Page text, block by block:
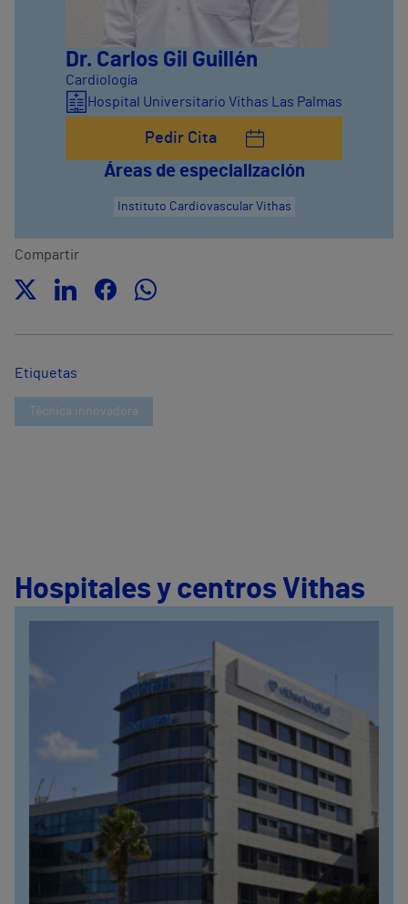
Dr. Carlos Gil Guillén
Cardiología
Hospital Universitario Vithas Las Palmas
Pedir Cita
Áreas de especialización
Instituto Cardiovascular Vithas
Compartir
Etiquetas
Técnica innovadora
Hospitales y centros Vithas